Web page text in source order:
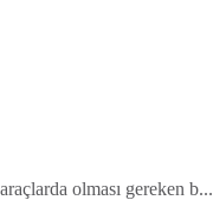
olması gereken b...